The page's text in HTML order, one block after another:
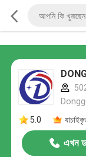
5.0
এখন